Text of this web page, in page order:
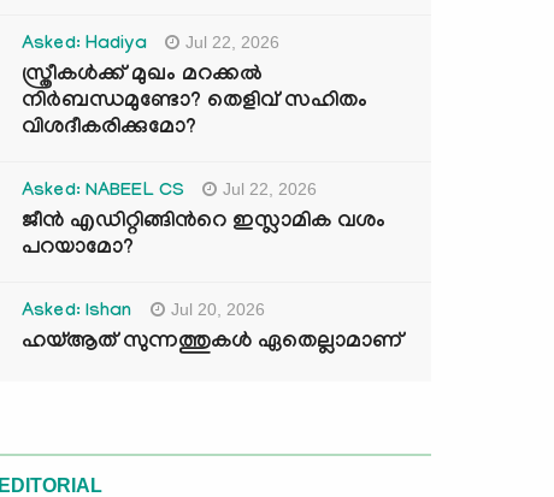
Asked: Hadiya Jul 22, 2026
സ്ത്രീകൾക്ക് മുഖം മറക്കൽ
നിർബന്ധമുണ്ടോ? തെളിവ് സഹിതം
വിശദീകരിക്കുമോ?
Asked: NABEEL CS Jul 22, 2026
ജീൻ എഡിറ്റിങ്ങിന്‍റെ ഇസ്ലാമിക വശം
പറയാമോ?
Asked: Ishan Jul 20, 2026
ഹയ്ആത് സുന്നത്തുകൾ ഏതെല്ലാമാണ്
EDITORIAL